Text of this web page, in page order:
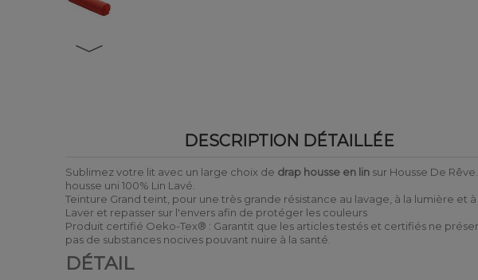
DESCRIPTION DÉTAILLÉE
Sublimez votre lit avec un large choix de drap housse en lin sur Housse De
housse uni 100% Lin Lavé.
Teinture Grand teint, pour une très grande résistance au lavage, à la lumière et à
Laver et repasser sur l'envers afin de protéger les couleurs
Produit certifié Oeko-Tex® : Garantit que les articles testés et certifiés ne
pas de substances nocives pouvant nuire à la santé.
DÉTAIL